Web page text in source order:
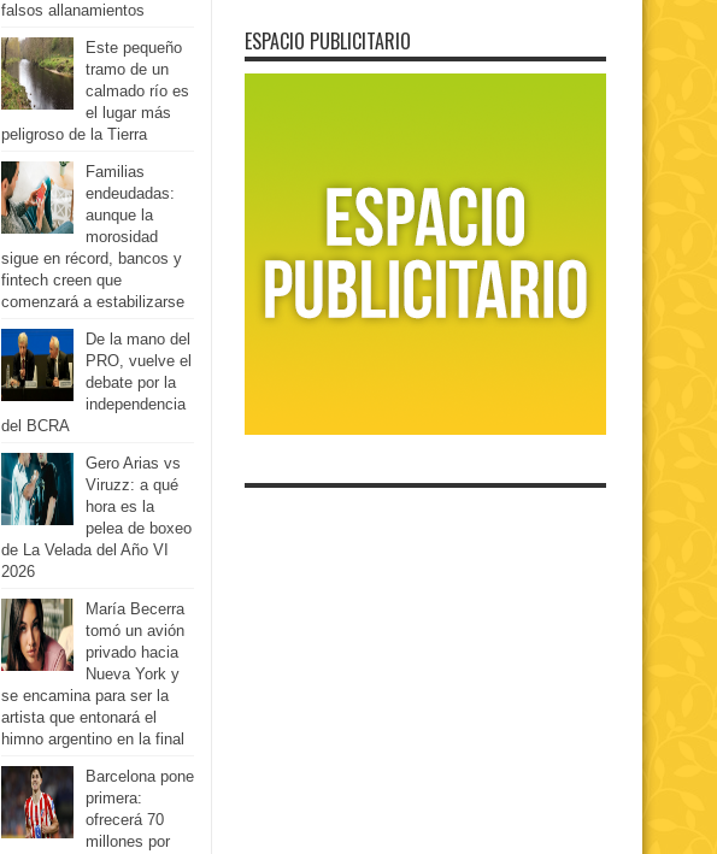
falsos allanamientos
Este pequeño
tramo de un
calmado río es
el lugar más
peligroso de la Tierra
Familias
endeudadas:
aunque la
morosidad
sigue en récord, bancos y
fintech creen que
comenzará a estabilizarse
De la mano del
PRO, vuelve el
debate por la
independencia
del BCRA
Gero Arias vs
Viruzz: a qué
hora es la
pelea de boxeo
de La Velada del Año VI
2026
María Becerra
tomó un avión
privado hacia
Nueva York y
se encamina para ser la
artista que entonará el
himno argentino en la final
Barcelona pone
primera:
ofrecerá 70
millones por
ESPACIO PUBLICITARIO